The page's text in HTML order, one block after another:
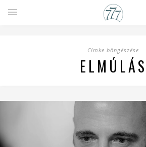
Címke böngészése
ELMÚLÁS